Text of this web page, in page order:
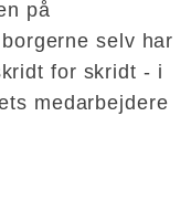
på
selv har
for skridt - i
medarbejdere